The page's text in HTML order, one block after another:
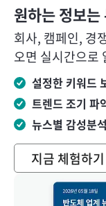
원하는 정보
회사, 캠페인, 경
오면 실시간으로
설정한 키워드
트렌드 조기 파
뉴스별 감성분
지금 체험하기